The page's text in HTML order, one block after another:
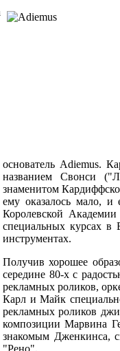
основатель Adiemus.
названием Свонси
знаменитом
ему оказалось мало,
Королевской
специальных курсах в
инструментах.
Получив хорошее
середине 80-х с
рекламных роликов,
Карл и Майк
рекламных роликов
композиции Марвина
знакомым Дженкинса,
"Рено".